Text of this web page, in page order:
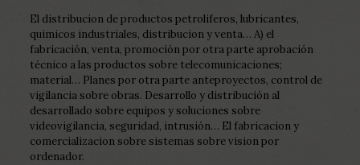
El distribucion de productos petroliferos, lubricantes,
quimicos industriales, distribucion y venta… A) el
fabricación, venta, promoción por otra parte aprobación
técnico a las productos sobre telecomunicaciones;
material… Planes por otra parte anteproyectos, control de
vigilancia sobre obras. Desarrollo y distribución al
desarrollado sobre equipos y soluciones sobre
videovigilancia, seguridad, intrusión… El fabricacion y
comercializacion sobre sistemas sobre vision por
ordenador.